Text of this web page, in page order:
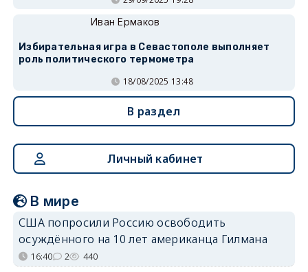
Иван Ермаков
Избирательная игра в Севастополе выполняет
роль политического термометра
18/08/2025 13:48
В раздел
Личный кабинет
В мире
США попросили Россию освободить
осуждённого на 10 лет американца Гилмана
16:40 2 440